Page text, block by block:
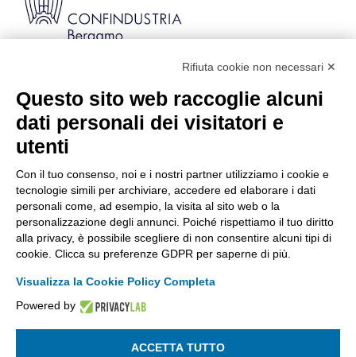
Codice Fiscale: 80021750163 | PEC:
info@pec.confindustriabergamo.it
CONFINDUSTRIA BERGAMO
ASSISTENZA & PRIVACY
La riproduzione, anche parziale, di qualsiasi informazione o
Rifiuta cookie non necessari ✕
Questo sito web raccoglie alcuni
dati personali dei visitatori e
utenti
Con il tuo consenso, noi e i nostri partner utilizziamo i cookie e
tecnologie simili per archiviare, accedere ed elaborare i dati
personali come, ad esempio, la visita al sito web o la
personalizzazione degli annunci. Poiché rispettiamo il tuo diritto
alla privacy, è possibile scegliere di non consentire alcuni tipi di
cookie. Clicca su preferenze GDPR per saperne di più.
Visualizza la Cookie Policy Completa
Powered by
ACCETTA TUTTO